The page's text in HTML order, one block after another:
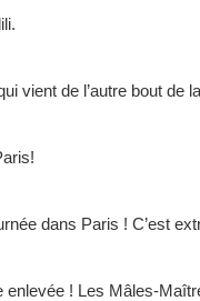
vient de l’autre bout de
dans Paris ! C’est
enlevée ! Les Mâles-